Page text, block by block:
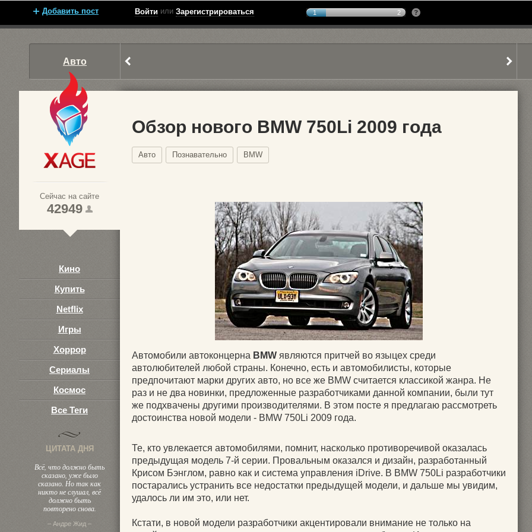
Добавить пост Войти или Зарегистрироваться 1 2
Авто
Сейчас на сайте
42949
Кино
Купить
Netflix
Игры
Хоррор
Сериалы
Космос
Все Теги
ЦИТАТА ДНЯ
Всё, что должно быть
сказано, уже было
сказано. Но так как
никто не слушал, всё
должно быть
повторено снова.
– Андре Жид –
Обзор нового BMW 750Li 2009 года
Авто Познавательно BMW
Автомобили автоконцерна BMW являются притчей во языцех среди
автолюбителей любой страны. Конечно, есть и автомобилисты, которые
предпочитают марки других авто, но все же BMW считается классикой жанра. Не
раз и не два новинки, предложенные разработчиками данной компании, были тут
же подхвачены другими производителями. В этом посте я предлагаю рассмотреть
достоинства новой модели - BMW 750Li 2009 года.
Те, кто увлекается автомобилями, помнит, насколько противоречивой оказалась
предыдущая модель 7-й серии. Провальным оказался и дизайн, разработанный
Крисом Бэнглом, равно как и система управления iDrive. В BMW 750Li разработчики
постарались устранить все недостатки предыдущей модели, и дальше мы увидим,
удалось ли им это, или нет.
Кстати, в новой модели разработчики акцентировали внимание не только на